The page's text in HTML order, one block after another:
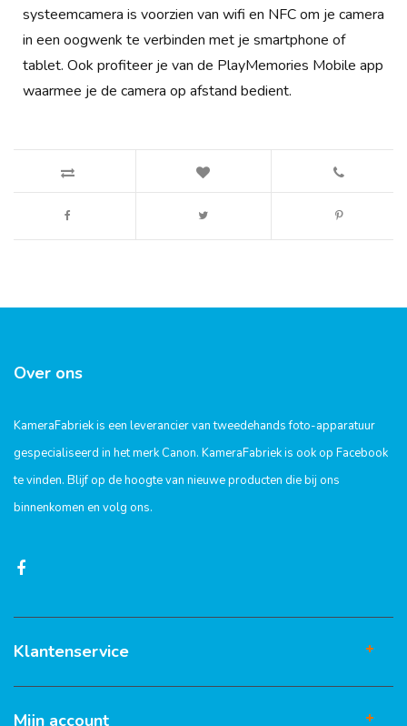
systeemcamera is voorzien van wifi en NFC om je camera
in een oogwenk te verbinden met je smartphone of
tablet. Ook profiteer je van de PlayMemories Mobile app
waarmee je de camera op afstand bedient.
Over ons
KameraFabriek is een leverancier van tweedehands foto-apparatuur
gespecialiseerd in het merk Canon. KameraFabriek is ook op Facebook
te vinden. Blijf op de hoogte van nieuwe producten die bij ons
binnenkomen en volg ons.
Klantenservice
Mijn account